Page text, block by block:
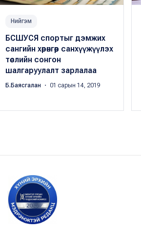
Нийгэм
БСШУСЯ спортыг дэмжих
сангийн хөрөнгөөр санхүүжүүлэх
төслийн сонгон
шалгаруулалт зарлалаа
Б.Баясгалан ・ 01 сарын 14, 2019